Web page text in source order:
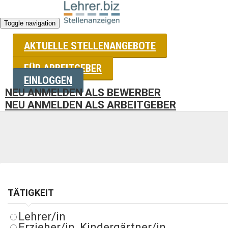
Toggle navigation
AKTUELLE STELLENANGEBOTE
FÜR ARBEITGEBER
EINLOGGEN
NEU ANMELDEN ALS BEWERBER
NEU ANMELDEN ALS ARBEITGEBER
STELLENANGEBOTE FÜR
Wir haben uns seit 20 Jahren auf Stellenangebote von
TÄTIGKEIT
Lehrer/in